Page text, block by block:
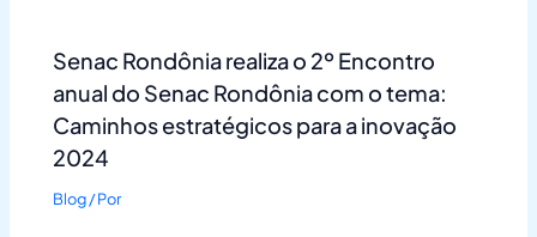
Senac Rondônia realiza o 2º Encontro
anual do Senac Rondônia com o tema:
Caminhos estratégicos para a inovação
2024
Blog/ Por